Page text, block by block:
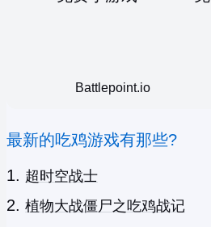
Battlepoint.io
最新的吃鸡游戏有那些?
超时空战士
植物大战僵尸之吃鸡战记